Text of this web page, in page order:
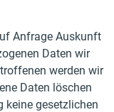
Anfrage Auskunft
Daten wir
werden wir
Daten löschen
keine gesetzlichen